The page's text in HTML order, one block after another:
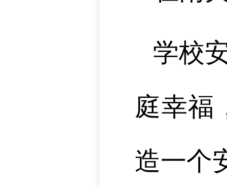
学校
庭幸福
造一个